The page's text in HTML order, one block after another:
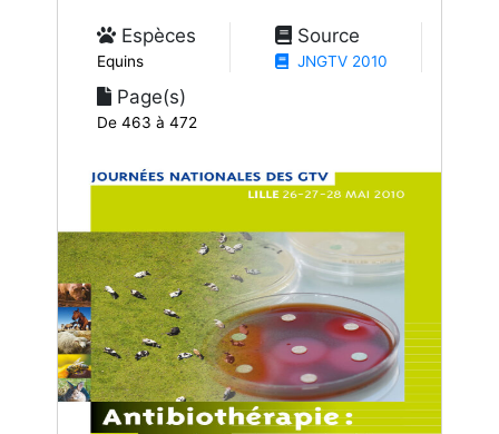
Espèces
Equins
Source
JNGTV 2010
Page(s)
De 463 à 472